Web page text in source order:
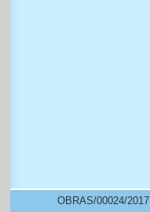
OBRAS/00024/2017